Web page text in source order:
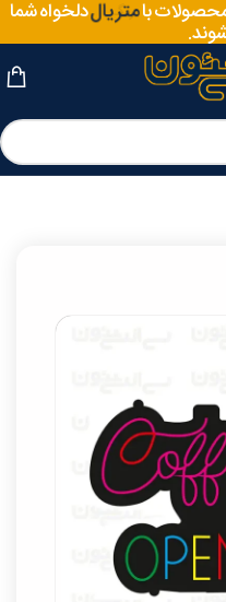
باسایزمتریال
دلخواه شما